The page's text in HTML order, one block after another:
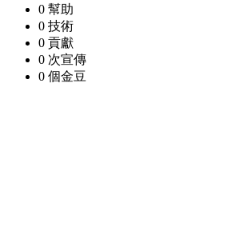
0 幫助
0 技術
0 貢獻
0 次宣傳
0 個金豆